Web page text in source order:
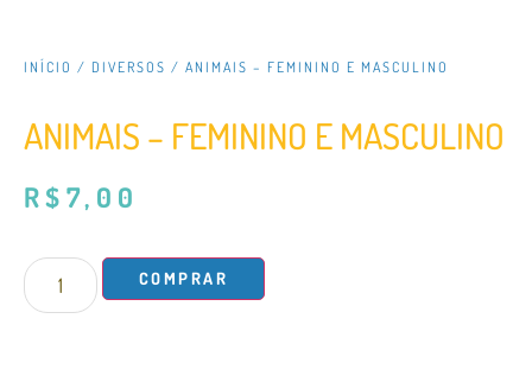
INÍCIO / DIVERSOS / ANIMAIS – FEMININO E MASCULINO
ANIMAIS – FEMININO E MASCULINO
R$ 7,00
COMPRAR